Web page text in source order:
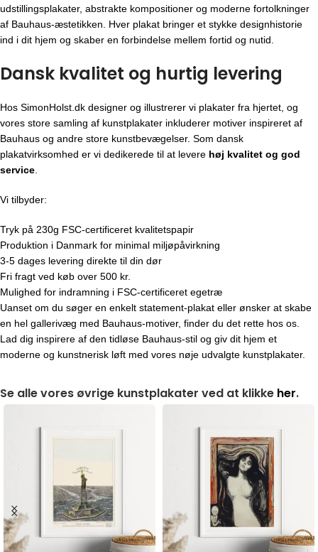
udstillingsplakater, abstrakte kompositioner og moderne fortolkninger
af Bauhaus-æstetikken. Hver plakat bringer et stykke designhistorie
ind i dit hjem og skaber en forbindelse mellem fortid og nutid.
Dansk kvalitet og hurtig levering
Hos SimonHolst.dk designer og illustrerer vi plakater fra hjertet, og
vores store samling af kunstplakater inkluderer motiver inspireret af
Bauhaus og andre store kunstbevægelser. Som dansk
plakatvirksomhed er vi dedikerede til at levere høj kvalitet og god
service
Vi tilbyder:
Tryk på 230g FSC-certificeret kvalitetspapir
Produktion i Danmark for minimal miljøpåvirkning
3-5 dages levering direkte til din dør
Fri fragt ved køb over 500 kr.
Mulighed for indramning i FSC-certificeret egetræ
Uanset om du søger en enkelt statement-plakat eller ønsker at skabe
en hel gallerivæg med Bauhaus-motiver, finder du det rette hos os.
Lad dig inspirere af den tidløse Bauhaus-stil og giv dit hjem et
moderne og kunstnerisk løft med vores nøje udvalgte kunstplakater.
Se alle vores øvrige kunstplakater ved at klikke her.